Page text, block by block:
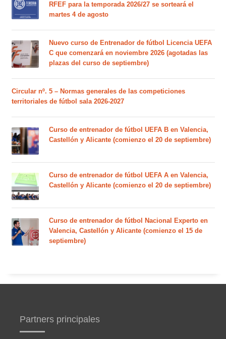
RFEF para la temporada 2026/27 se sorteará el
martes 4 de agosto
Nuevo curso de Entrenador de fútbol Licencia UEFA
C que comenzará en noviembre 2026 (agotadas las
plazas del curso de septiembre)
Circular nº. 5 – Normas generales de las competiciones
territoriales de fútbol sala 2026-2027
Curso de entrenador de fútbol UEFA B en Valencia,
Castellón y Alicante (comienzo el 20 de septiembre)
Curso de entrenador de fútbol UEFA A en Valencia,
Castellón y Alicante (comienzo el 20 de septiembre)
Curso de entrenador de fútbol Nacional Experto en
Valencia, Castellón y Alicante (comienzo el 15 de
septiembre)
Partners principales